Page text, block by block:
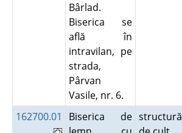
Bârlad.
Biserica se
află în
intravilan, pe
strada,
Pârvan
Vasile, nr. 6.
162700.01
Biserica de structură